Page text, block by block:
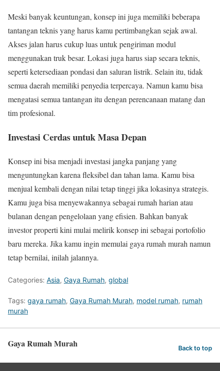
Meski banyak keuntungan, konsep ini juga memiliki beberapa
tantangan teknis yang harus kamu pertimbangkan sejak awal.
Akses jalan harus cukup luas untuk pengiriman modul
menggunakan truk besar. Lokasi juga harus siap secara teknis,
seperti ketersediaan pondasi dan saluran listrik. Selain itu, tidak
semua daerah memiliki penyedia terpercaya. Namun kamu bisa
mengatasi semua tantangan itu dengan perencanaan matang dan
tim profesional.
Investasi Cerdas untuk Masa Depan
Konsep ini bisa menjadi investasi jangka panjang yang
menguntungkan karena fleksibel dan tahan lama. Kamu bisa
menjual kembali dengan nilai tetap tinggi jika lokasinya strategis.
Kamu juga bisa menyewakannya sebagai rumah harian atau
bulanan dengan pengelolaan yang efisien. Bahkan banyak
investor properti kini mulai melirik konsep ini sebagai portofolio
baru mereka. Jika kamu ingin memulai gaya rumah murah namun
tetap bernilai, inilah jalannya.
Categories: Asia, Gaya Rumah, global
Tags: gaya rumah, Gaya Rumah Murah, model rumah, rumah
murah
Gaya Rumah Murah Back to top